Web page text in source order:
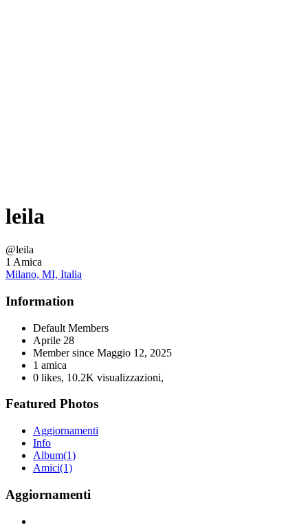
leila
@leila
1 Amica
Milano, MI, Italia
Information
Default Members
Aprile 28
Member since Maggio 12, 2025
1 amica
0 likes, 10.2K visualizzazioni,
Featured Photos
Aggiornamenti
Info
Album(1)
Amici(1)
Aggiornamenti